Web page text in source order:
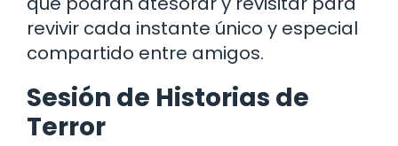
revivir cada instante único y especial
compartido entre amigos.
Sesión de Historias de
Terror